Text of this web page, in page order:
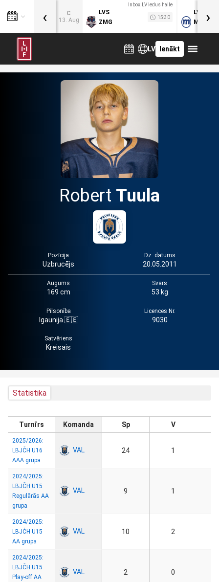
C
13. Aug
Inbox.LV ledus halle
LVS
ZMG
15:30
LVB
MOG
‹ ›
LV Ienākt
Robert Tuula
Pozīcija
Uzbrucējs
Dz. datums
20.05.2011
Augums
169 cm
Svars
53 kg
Pilsonība
Igaunija 🇪🇪
Licences Nr.
9030
Satvēriens
Kreisais
Statistika
Turnīrs Komanda Sp V
2025/2026:
LBJČH U16
AAA grupa
VAL 24 1
2024/2025:
LBJČH U15
Regulārās AA
grupa
VAL 9 1
2024/2025:
LBJČH U15
AA grupa
VAL 10 2
2024/2025:
LBJČH U15
Play-off AA
VAL 2 0